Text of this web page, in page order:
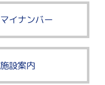
マイナンバー
施設案内